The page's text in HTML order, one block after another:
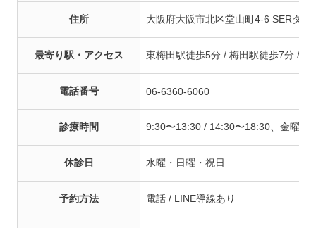
住所 大阪府大阪市北区堂山町4-6 SERタワ
最寄り駅・アクセス 東梅田駅徒歩5分 / 梅田駅徒歩7分 /
電話番号 06-6360-6060
診療時間 9:30〜13:30 / 14:30〜18:30、金曜
休診日 水曜・日曜・祝日
予約方法 電話 / LINE導線あり